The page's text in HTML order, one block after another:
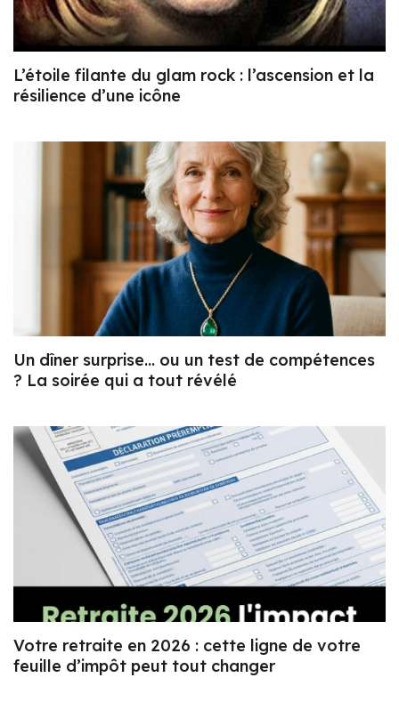
L’étoile filante du glam rock : l’ascension et la
résilience d’une icône
Un dîner surprise… ou un test de compétences
? La soirée qui a tout révélé
Votre retraite en 2026 : cette ligne de votre
feuille d’impôt peut tout changer